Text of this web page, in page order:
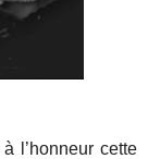
l’honneur cette